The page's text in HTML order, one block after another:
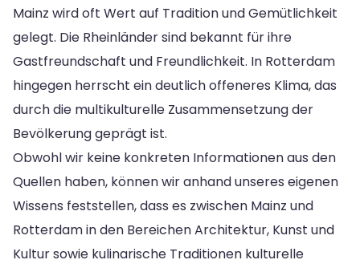
Mainz wird oft Wert auf Tradition und Gemütlichkeit
gelegt. Die Rheinländer sind bekannt für ihre
Gastfreundschaft und Freundlichkeit. In Rotterdam
hingegen herrscht ein deutlich offeneres Klima, das
durch die multikulturelle Zusammensetzung der
Bevölkerung geprägt ist.
Obwohl wir keine konkreten Informationen aus den
Quellen haben, können wir anhand unseres eigenen
Wissens feststellen, dass es zwischen Mainz und
Rotterdam in den Bereichen Architektur, Kunst und
Kultur sowie kulinarische Traditionen kulturelle